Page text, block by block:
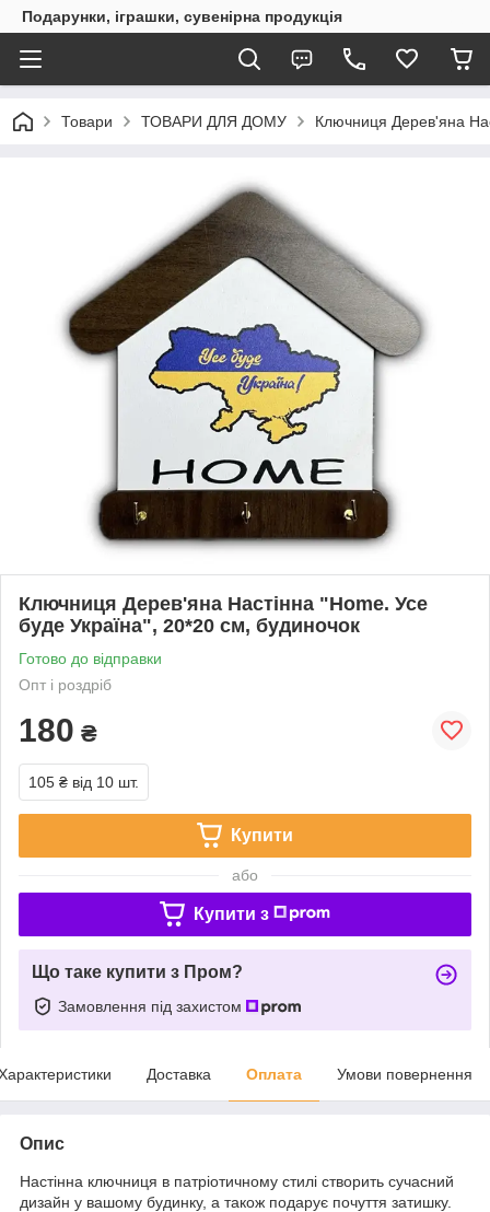
Подарунки, іграшки, сувенірна продукція
Товари ТОВАРИ ДЛЯ ДОМУ Ключниця Дерев'яна
Ключниця Дерев'яна Настінна "Home. Усе
буде Україна", 20*20 см, будиночок
Готово до відправки
Опт і роздріб
180 ₴
105 ₴ від 10 шт.
Купити
або
Купити з
Що таке купити з Пром?
Замовлення під захистом
Доставка Оплата Умови повернення
Опис
Настінна ключниця в патріотичному стилі створить сучасний
дизайн у вашому будинку, а також подарує почуття затишку.